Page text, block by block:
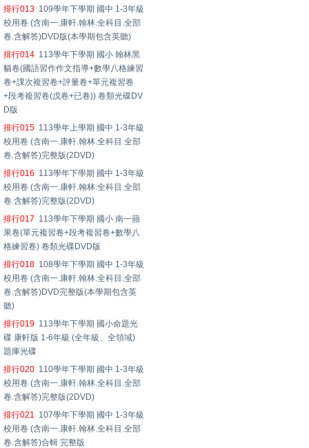
排行013 109學年下學期 國中 1-3年級
校用卷 (含南一.康軒.翰林.全科目.全部
卷.含解答)DVD版(本學期包含英聽)
排行014 113學年下學期 國小 翰林黑
貓卷(國語習作作文指導+數學八格練習
卷+課次複習卷+評量卷+單元複習卷
+段考複習卷(戊卷+已卷)) 卷類光碟DV
D版
排行015 113學年上學期 國中 1-3年級
校用卷 (含南一.康軒.翰林.全科目.全部
卷.含解答)完整版(2DVD)
排行016 113學年下學期 國中 1-3年級
校用卷 (含南一.康軒.翰林.全科目.全部
卷.含解答)完整版(2DVD)
排行017 113學年下學期 國小 南一蘋
果卷(單元複習卷+段考複習卷+數學八
格練習卷) 卷類光碟DVD版
排行018 108學年下學期 國中 1-3年級
校用卷 (含南一.康軒.翰林.全科目.全部
卷.含解答)DVD完整版(本學期包含英
聽)
排行019 113學年下學期 國小命題光
碟 康軒版 1-6年級 (全年級、全領域)
題庫光碟
排行020 110學年下學期 國中 1-3年級
校用卷 (含南一.康軒.翰林.全科目.全部
卷.含解答)完整版(2DVD)
排行021 107學年下學期 國中 1-3年級
校用卷 (含南一.康軒.翰林.全科目.全部
卷.含解答)合輯 完整版